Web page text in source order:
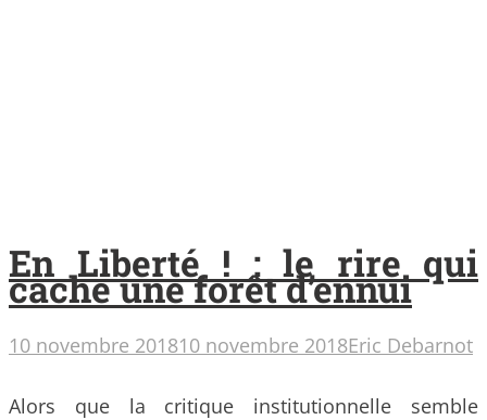
En Liberté ! : le rire qui
cache une forêt d’ennui
10 novembre 201810 novembre 2018Eric Debarnot
Alors que la critique institutionnelle semble